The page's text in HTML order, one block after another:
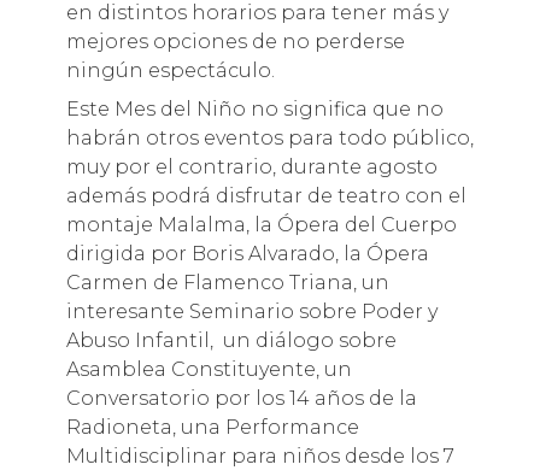
en distintos horarios para tener más y
mejores opciones de no perderse
ningún espectáculo.
Este Mes del Niño no significa que no
habrán otros eventos para todo público,
muy por el contrario, durante agosto
además podrá disfrutar de teatro con el
montaje Malalma, la Ópera del Cuerpo
dirigida por Boris Alvarado, la Ópera
Carmen de Flamenco Triana, un
interesante Seminario sobre Poder y
Abuso Infantil, un diálogo sobre
Asamblea Constituyente, un
Conversatorio por los 14 años de la
Radioneta, una Performance
Multidisciplinar para niños desde los 7